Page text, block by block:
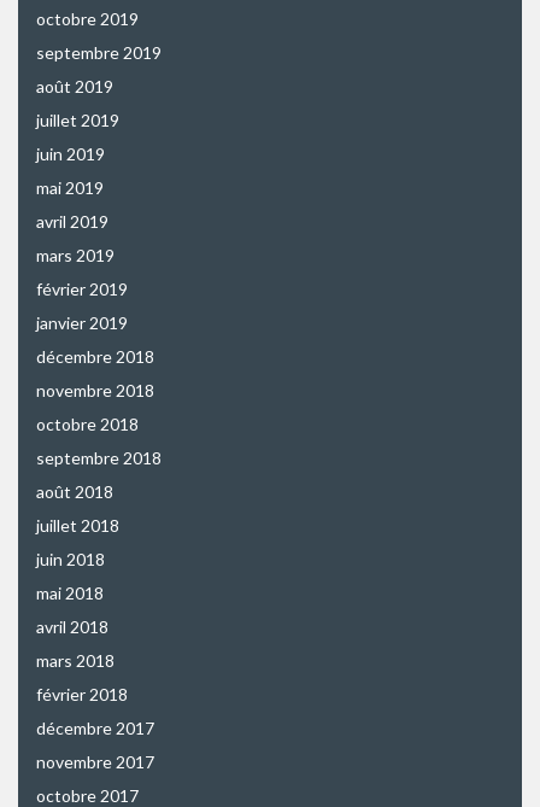
octobre 2019
septembre 2019
août 2019
juillet 2019
juin 2019
mai 2019
avril 2019
mars 2019
février 2019
janvier 2019
décembre 2018
novembre 2018
octobre 2018
septembre 2018
août 2018
juillet 2018
juin 2018
mai 2018
avril 2018
mars 2018
février 2018
décembre 2017
novembre 2017
octobre 2017